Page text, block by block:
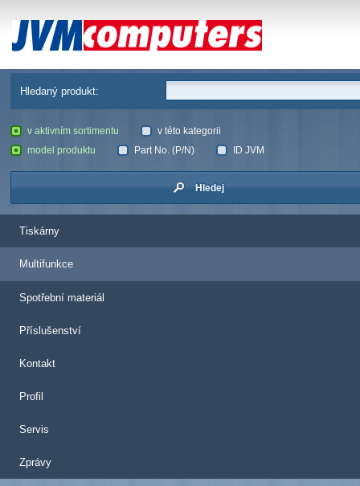
JVM Computers
Hledaný produkt:
v aktivním sortimentu
v této kategorii
model produktu
Part No. (P/N) ID JVM
Hledej
Tiskárny
Multifunkce
Spotřební materiál
Příslušenství
Kontakt
Profil
Servis
Zprávy